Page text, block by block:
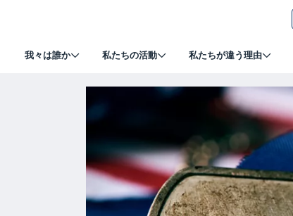
我々は誰か 私たちの活動 私たちが違う理由